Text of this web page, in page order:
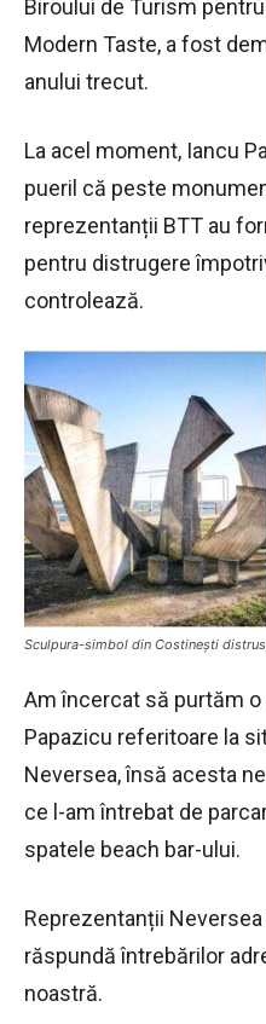
Biroului de Turism
Modern Taste, a fost
anului trecut.
La acel moment, Iancu
pueril că peste
reprezentanții BTT au
pentru distrugere
controlează.
Sculpura-simbol din Costinești
Am încercat să purtăm
Papazicu referitoare la
Neversea, însă acesta
ce l-am întrebat de
spatele beach bar-ului.
Reprezentanții
răspundă întrebărilor
noastră.